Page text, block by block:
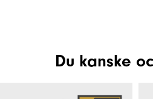
Du kanske